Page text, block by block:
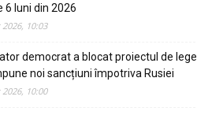
6 luni din 2026
10:03
democrat a blocat proiectul de lege
noi sancțiuni împotriva Rusiei
10:00